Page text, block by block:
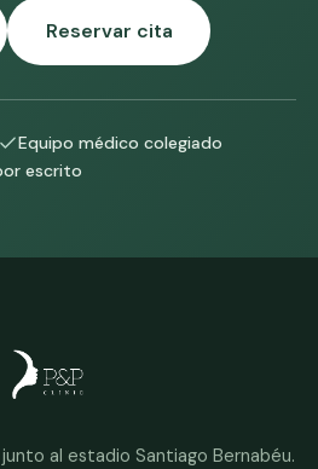
Reservar cita
Equipo médico colegiado
escrito
al estadio Santiago Bernabéu.